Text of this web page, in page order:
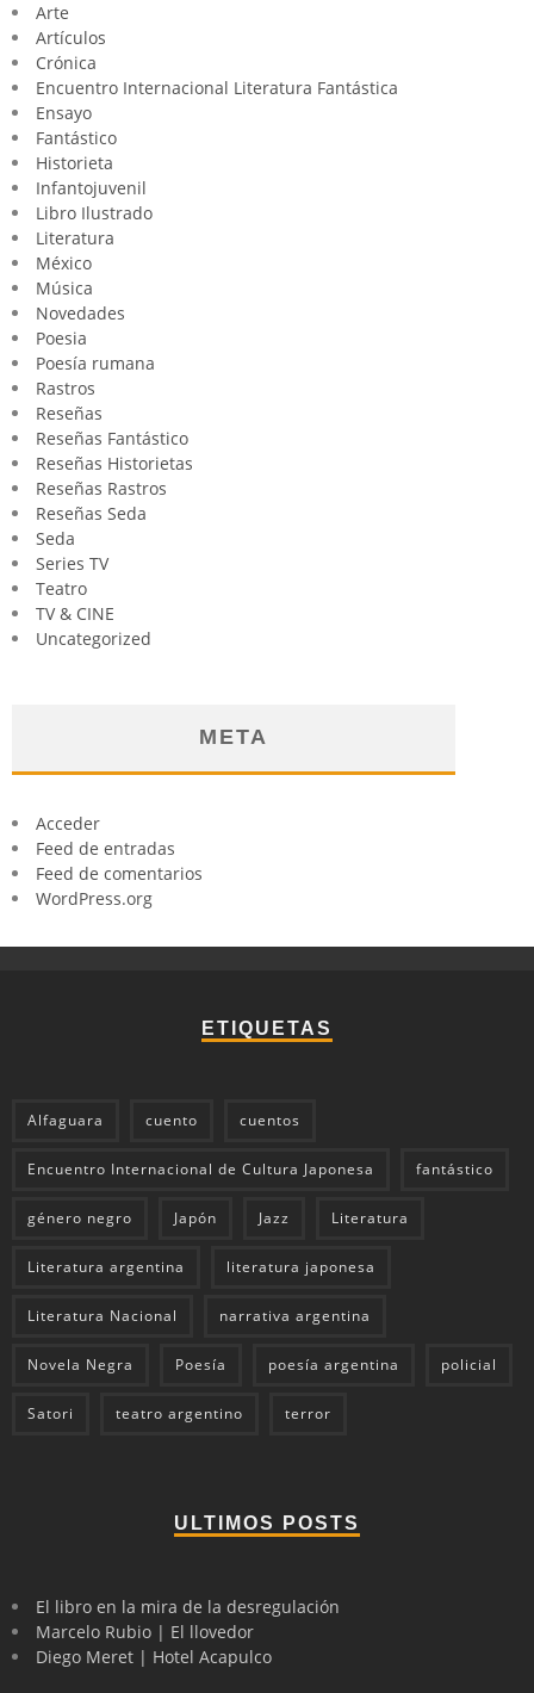
Arte
Artículos
Crónica
Encuentro Internacional Literatura Fantástica
Ensayo
Fantástico
Historieta
Infantojuvenil
Libro Ilustrado
Literatura
México
Música
Novedades
Poesia
Poesía rumana
Rastros
Reseñas
Reseñas Fantástico
Reseñas Historietas
Reseñas Rastros
Reseñas Seda
Seda
Series TV
Teatro
TV & CINE
Uncategorized
META
Acceder
Feed de entradas
Feed de comentarios
WordPress.org
ETIQUETAS
Alfaguara cuento cuentos
Encuentro Internacional de Cultura Japonesa fantástico
género negro Japón Jazz Literatura
Literatura argentina literatura japonesa
Literatura Nacional narrativa argentina
Novela Negra Poesía poesía argentina policial
Satori teatro argentino terror
ULTIMOS POSTS
El libro en la mira de la desregulación
Marcelo Rubio | El llovedor
Diego Meret | Hotel Acapulco